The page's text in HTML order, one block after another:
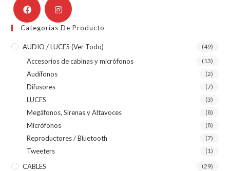
Categorías De Producto
AUDIO / LUCES (ver Todo) (49)
Accesorios de cabinas y micrófonos (13)
Audífonos (2)
Difusores (7)
LUCES (3)
Megáfonos, Sirenas y Altavoces (8)
Micrófonos (8)
Reproductores / Bluetooth (7)
Tweeters (1)
CABLES (29)